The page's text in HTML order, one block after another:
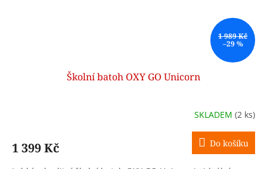
1 989 Kč
–29 %
Školní batoh OXY GO Unicorn
SKLADEM (2 ks)
1 399 Kč Do košíku